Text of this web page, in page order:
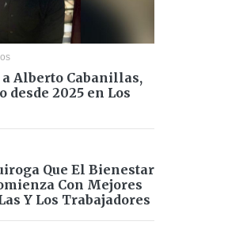
Alberto Cabanillas,
desde 2025 en Los
Que El Bienestar
Con Mejores
Y Los Trabajadores